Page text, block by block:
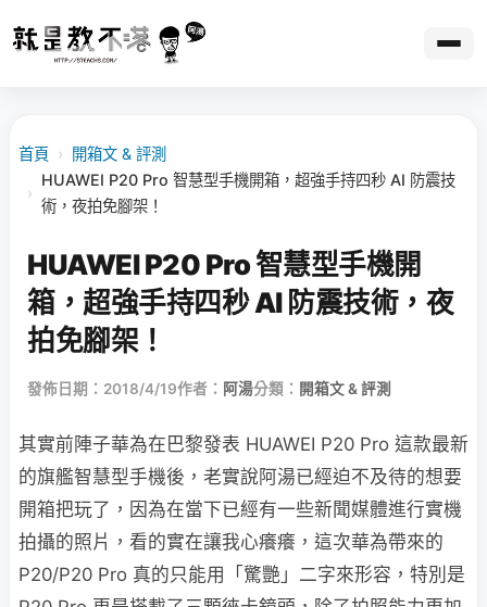
首頁 › 開箱文 & 評測
›
HUAWEI P20 Pro 智慧型手機開箱，超強手持四秒 AI 防震技
術，夜拍免腳架！
HUAWEI P20 Pro 智慧型手機開
箱，超強手持四秒 AI 防震技術，夜
拍免腳架！
發佈日期：2018/4/19作者： 阿湯分類： 開箱文 & 評測
其實前陣子華為在巴黎發表 HUAWEI P20 Pro 這款最新
的旗艦智慧型手機後，老實說阿湯已經迫不及待的想要
開箱把玩了，因為在當下已經有一些新聞媒體進行實機
拍攝的照片，看的實在讓我心癢癢，這次華為帶來的
P20/P20 Pro 真的只能用「驚艷」二字來形容，特別是